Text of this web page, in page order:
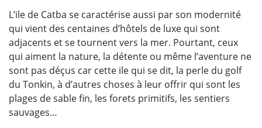
L’ile de Catba se caractérise aussi par son modernité
qui vient des centaines d’hôtels de luxe qui sont
adjacents et se tournent vers la mer. Pourtant, ceux
qui aiment la nature, la détente ou même l’aventure ne
sont pas déçus car cette ile qui se dit, la perle du golf
du Tonkin, à d’autres choses à leur offrir qui sont les
plages de sable fin, les forets primitifs, les sentiers
sauvages…